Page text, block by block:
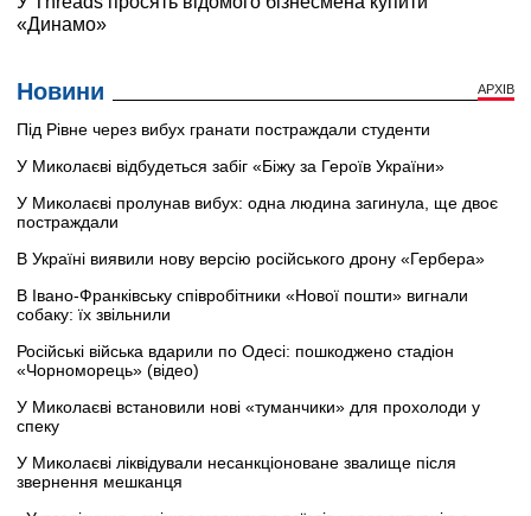
Новини АРХІВ
Під Рівне через вибух гранати постраждали студенти
У Миколаєві відбудеться забіг «Біжу за Героїв України»
У Миколаєві пролунав вибух: одна людина загинула, ще двоє
постраждали
В Україні виявили нову версію російського дрону «Гербера»
В Івано-Франківську співробітники «Нової пошти» вигнали
собаку: їх звільнили
Російські війська вдарили по Одесі: пошкоджено стадіон
«Чорноморець» (відео)
У Миколаєві встановили нові «туманчики» для прохолоди у
спеку
У Миколаєві ліквідували несанкціоноване звалище після
звернення мешканця